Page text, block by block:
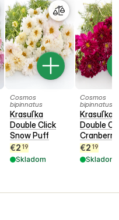
Cosmos
bipinnatus
Krasuľka
Double Click
Snow Puff
€2 19
Skladom
Cosmos
bipinnatus
Krasuľka
Double
€2 19
Skladom